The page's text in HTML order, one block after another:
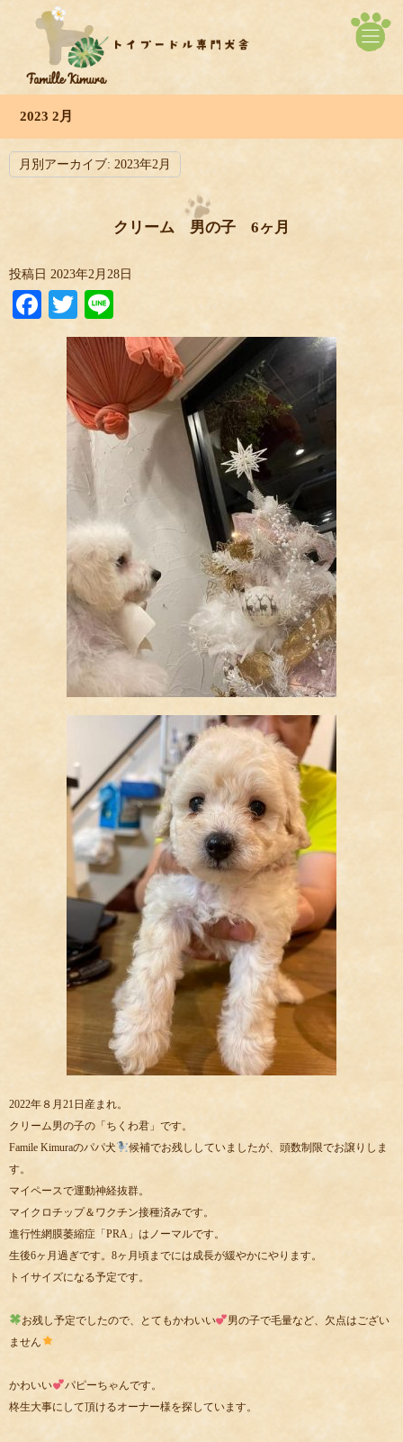
2023 2月
月別アーカイブ: 2023年2月
クリーム 男の子 6ヶ月
投稿日 2023年2月28日
Facebook
Twitter
2022年８月21日産まれ。
クリーム男の子の「ちくわ君」です。
Famile Kimuraのパパ犬
候補でお残ししていましたが、頭数制限でお譲りしま
す。
マイペースで運動神経抜群。
マイクロチップ＆ワクチン接種済みです。
進行性網膜萎縮症「PRA」はノーマルです。
生後6ヶ月過ぎです。8ヶ月頃までには成長が緩やかにやります。
トイサイズになる予定です。
お残し予定でしたので、とてもかわいい
男の子で毛量など、欠点はござい
ません
かわいい
パピーちゃんです。
柊生大事にして頂けるオーナー様を探しています。